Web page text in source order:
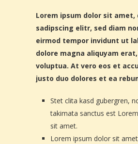
Lorem ipsum dolor sit
sadipscing elitr, sed diam
eirmod tempor invidunt ut
dolore magna aliquyam
voluptua. At vero eos et
justo duo dolores et ea
Stet clita kasd gubergren,
takimata sanctus est
sit amet.
Lorem ipsum dolor sit